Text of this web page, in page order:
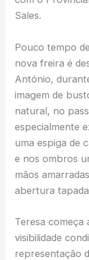
Sales.
Pouco tempo
nova freira é
António,
imagem de
natural, no
especialmente
uma espiga de
e nos ombros
mãos
abertura
Teresa começa
visibilidade
representação